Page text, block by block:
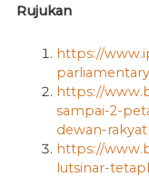
Rujukan
https://
https://
sampai-2-
dewan-rakyat
https://
lutsinar-